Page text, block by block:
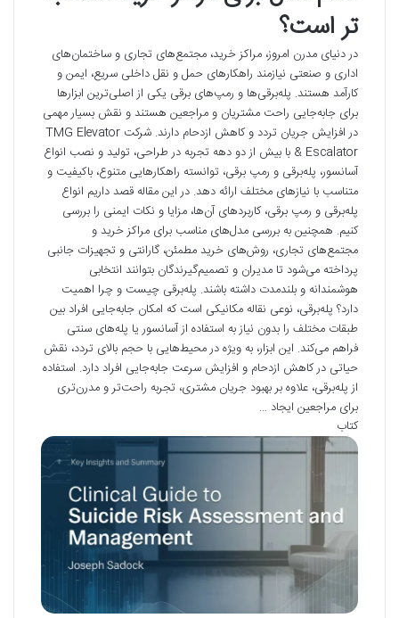
تر است؟
در دنیای مدرن امروز، مراکز خرید، مجتمع‌های تجاری و ساختمان‌های
اداری و صنعتی نیازمند راهکارهای حمل و نقل داخلی سریع، ایمن و
کارآمد هستند. پله‌برقی‌ها و رمپ‌های برقی یکی از اصلی‌ترین ابزارها
برای جابه‌جایی راحت مشتریان و مراجعین هستند و نقش بسیار مهمی
در افزایش جریان تردد و کاهش ازدحام دارند. شرکت TMG Elevator
& Escalator با بیش از دو دهه تجربه در طراحی، تولید و نصب انواع
آسانسور، پله‌برقی و رمپ برقی، توانسته راهکارهایی متنوع، باکیفیت و
متناسب با نیازهای مختلف ارائه دهد. در این مقاله قصد داریم انواع
پله‌برقی و رمپ برقی، کاربردهای آن‌ها، مزایا و نکات ایمنی را بررسی
کنیم. همچنین به بررسی مدل‌های مناسب برای مراکز خرید و
مجتمع‌های تجاری، روش‌های خرید مطمئن، گارانتی و تجهیزات جانبی
پرداخته می‌شود تا مدیران و تصمیم‌گیرندگان بتوانند انتخابی
هوشمندانه و بلندمدت داشته باشند. پله‌برقی چیست و چرا اهمیت
دارد؟ پله‌برقی، نوعی نقاله مکانیکی است که امکان جابه‌جایی افراد بین
طبقات مختلف را بدون نیاز به استفاده از آسانسور یا پله‌های سنتی
فراهم می‌کند. این ابزار، به ویژه در محیط‌هایی با حجم بالای تردد، نقش
حیاتی در کاهش ازدحام و افزایش سرعت جابه‌جایی افراد دارد. استفاده
از پله‌برقی، علاوه بر بهبود جریان مشتری، تجربه راحت‌تر و مدرن‌تری
برای مراجعین ایجاد …
کتاب